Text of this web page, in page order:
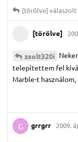
[törölve] válaszolt
[törölve]
zsolt320i
telepítettem fel
Marble-t
G grrgrr 2009.